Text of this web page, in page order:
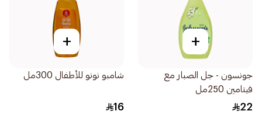
+
جونسون - جل الصبار مع
فيتامين 250مل
22
+
شامبو نونو للأطفال 300مل
16